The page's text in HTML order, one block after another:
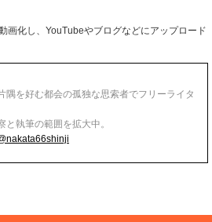
画化し、YouTubeやブログなどにアップロード
隅を好む都会の孤独な思索者でフリーライタ
と執筆の範囲を拡大中。